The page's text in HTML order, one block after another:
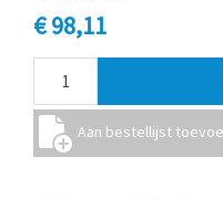
€ 98,11